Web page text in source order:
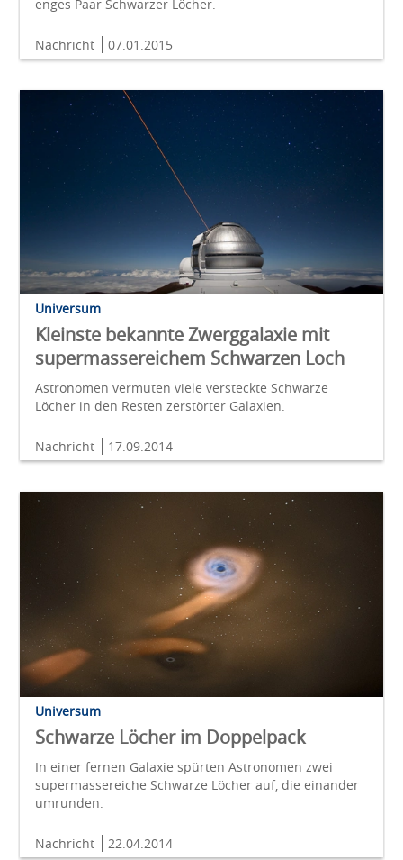
enges Paar Schwarzer Löcher.
Nachricht 07.01.2015
Universum
Kleinste bekannte Zwerggalaxie mit
supermassereichem Schwarzen Loch
Astronomen vermuten viele versteckte Schwarze
Löcher in den Resten zerstörter Galaxien.
Nachricht 17.09.2014
Universum
Schwarze Löcher im Doppelpack
In einer fernen Galaxie spürten Astronomen zwei
supermassereiche Schwarze Löcher auf, die einander
umrunden.
Nachricht 22.04.2014